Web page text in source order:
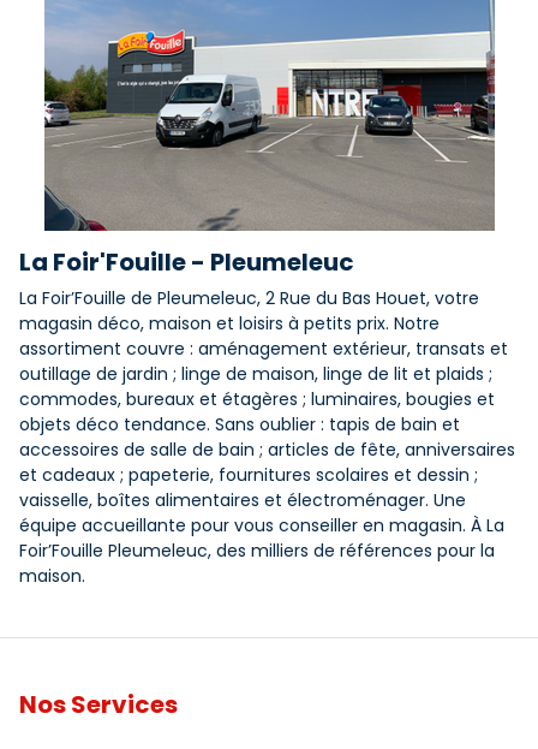
La Foir'Fouille - Pleumeleuc
La Foir’Fouille de Pleumeleuc, 2 Rue du Bas Houet, votre
magasin déco, maison et loisirs à petits prix. Notre
assortiment couvre : aménagement extérieur, transats et
outillage de jardin ; linge de maison, linge de lit et plaids ;
commodes, bureaux et étagères ; luminaires, bougies et
objets déco tendance. Sans oublier : tapis de bain et
accessoires de salle de bain ; articles de fête, anniversaires
et cadeaux ; papeterie, fournitures scolaires et dessin ;
vaisselle, boîtes alimentaires et électroménager. Une
équipe accueillante pour vous conseiller en magasin. À La
Foir’Fouille Pleumeleuc, des milliers de références pour la
maison.
Nos Services